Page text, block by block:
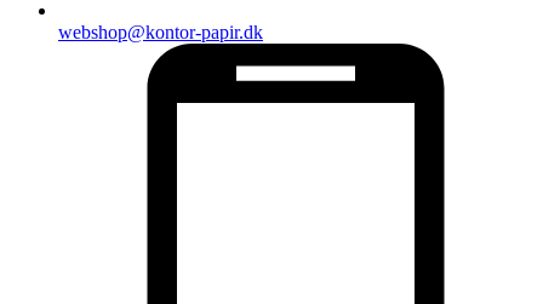
webshop@kontor-papir.dk